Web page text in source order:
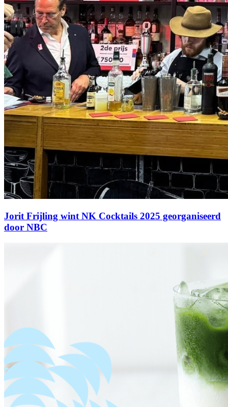
Jorit Frijling wint NK Cocktails 2025 georganiseerd
door NBC